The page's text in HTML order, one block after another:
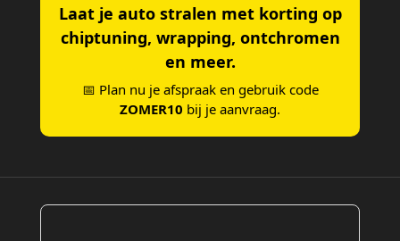
Laat je auto stralen met korting op
chiptuning, wrapping, ontchromen
en meer.
📅 Plan nu je afspraak en gebruik code
ZOMER10 bij je aanvraag.